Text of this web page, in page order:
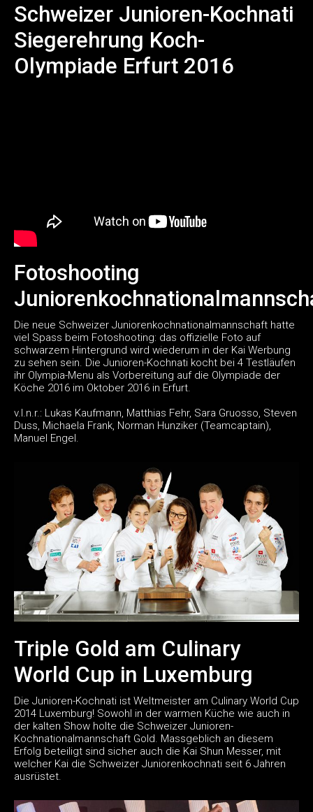
Schweizer Junioren-Kochnati
Siegerehrung Koch-
Olympiade Erfurt 2016
Fotoshooting
Die neue Schweizer Juniorenkochnationalmannschaft hatte
viel Spass beim Fotoshooting: das offizielle Foto auf
schwarzem Hintergrund wird wiederum in der Kai Werbung
zu sehen sein. Die Junioren-Kochnati kocht bei 4 Testläufen
ihr Olympia-Menu als Vorbereitung auf die Olympiade der
Köche 2016 im Oktober 2016 in Erfurt.
v.l.n.r.: Lukas Kaufmann, Matthias Fehr, Sara Gruosso, Steven
Duss, Michaela Frank, Norman Hunziker (Teamcaptain),
Manuel Engel.
Triple Gold am Culinary
World Cup in Luxemburg
Die Junioren-Kochnati ist Weltmeister am Culinary World Cup
2014 Luxemburg! Sowohl in der warmen Küche wie auch in
der kalten Show holte die Schweizer Junioren-
Kochnationalmannschaft Gold. Massgeblich an diesem
Erfolg beteiligt sind sicher auch die Kai Shun Messer, mit
welcher Kai die Schweizer Juniorenkochnati seit 6 Jahren
ausrüstet.